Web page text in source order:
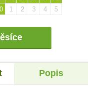
1 2 3 4 5
Popis